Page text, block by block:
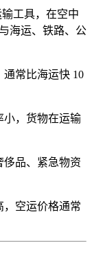
工具，在空中
海运、铁路、公
通常比海运快 10
小，货物在运输
侈品、紧急物资
，空运价格通常